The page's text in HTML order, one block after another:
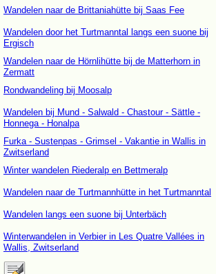
Wandelen naar de Brittaniahütte bij Saas Fee
Wandelen door het Turtmanntal langs een suone bij
Ergisch
Wandelen naar de Hörnlihütte bij de Matterhorn in
Zermatt
Rondwandeling bij Moosalp
Wandelen bij Mund - Salwald - Chastour - Sättle -
Honnega - Honalpa
Furka - Sustenpas - Grimsel - Vakantie in Wallis in
Zwitserland
Winter wandelen Riederalp en Bettmeralp
Wandelen naar de Turtmannhütte in het Turtmanntal
Wandelen langs een suone bij Unterbäch
Winterwandelen in Verbier in Les Quatre Vallées in
Wallis, Zwitserland